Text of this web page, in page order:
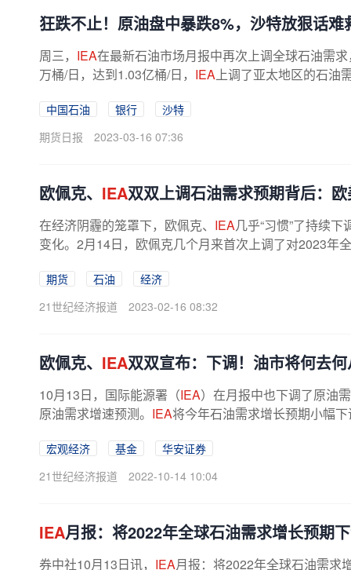
狂跌不止！原油盘中暴跌8%，沙特放狠话难
周三， IEA在最新石油市场月报中再次上调全球石油需
万桶/日，达到1.03亿桶/日， IEA上调了亚太地区的石油
中国石油 银行
沙特
期货日报
2023-03-16 07:36
欧佩克、 IEA双双上调石油需求预期背后：
在经济阴霾的笼罩下，欧佩克、 IEA几乎“习惯”了持续
变化。2月14日，欧佩克几个月来首次上调了对2023年
期货 石油
经济
21世纪经济报道
2023-02-16 08:32
欧佩克、 IEA双双宣布：下调！油市将何去
10月13日，国际能源署（IEA）在月报中也下调了原油
原油需求增速预测。 IEA将今年石油需求增长预期小幅
宏观经济 基金
华安证券
21世纪经济报道
2022-10-14 10:04
IEA月报：将2022年全球石油需求增长预期
券中社10月13日讯， IEA月报：将2022年全球石油需求